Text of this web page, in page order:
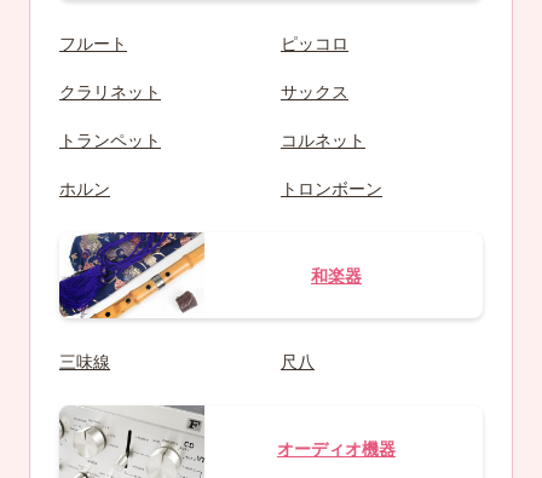
フルート ピッコロ
クラリネット サックス
トランペット コルネット
ホルン トロンボーン
和楽器
三味線 尺八
オーディオ機器